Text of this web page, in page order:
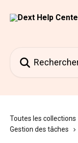
Toutes les collections
Gestion des tâches